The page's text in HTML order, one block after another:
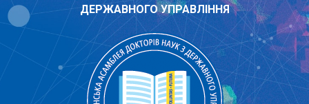
ДЕРЖАВНОГО УПРАВЛІННЯ